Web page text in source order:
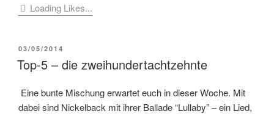
Loading Likes...
VERÖFFENTLICHT
AM
03/05/2014
Top-5 – die zweihundertachtzehnte
Eine bunte Mischung erwartet euch in dieser Woche. Mit
dabei sind Nickelback mit ihrer Ballade “Lullaby” – ein Lied,